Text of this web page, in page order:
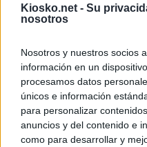
Kiosko.net - Su
nosotros
Nosotros y nuestros socios
información en un
procesamos datos
únicos e información
para personalizar
anuncios y del contenido e
como para desarrollar y